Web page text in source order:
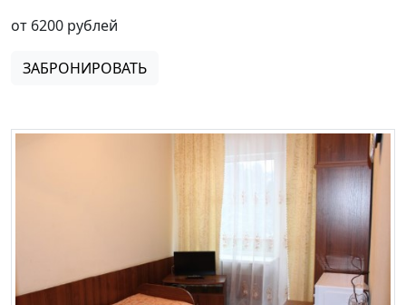
от 6200 рублей
ЗАБРОНИРОВАТЬ